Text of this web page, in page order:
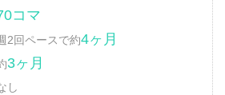
コマ
2回ペースで約4ヶ月
3ヶ月
し